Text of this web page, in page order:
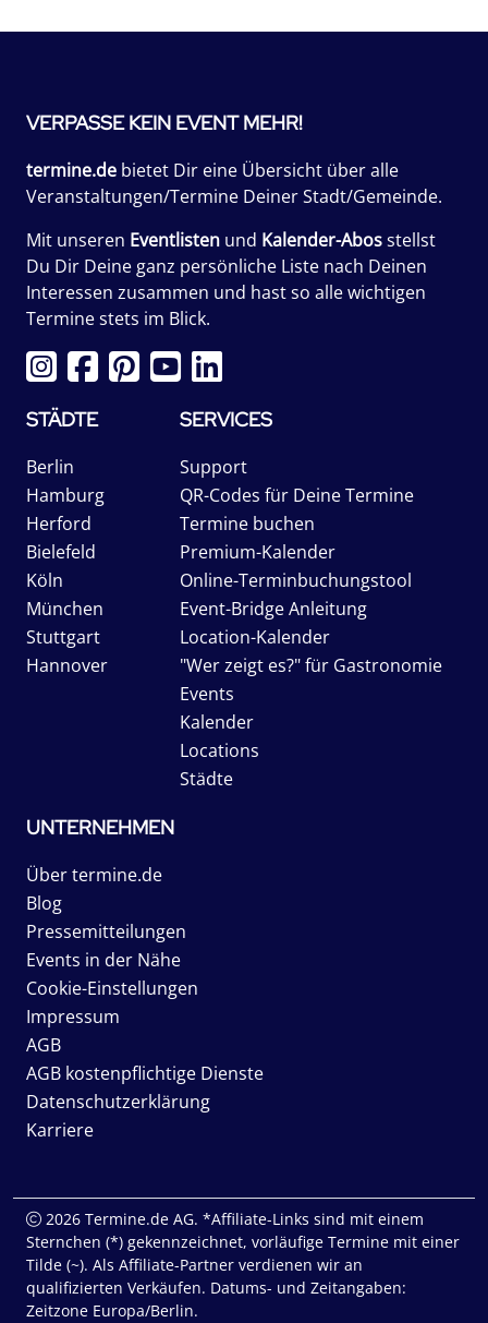
VERPASSE KEIN EVENT MEHR!
termine.de bietet Dir eine Übersicht über alle
Veranstaltungen/Termine Deiner Stadt/Gemeinde.
Mit unseren Eventlisten und Kalender-Abosstellst
Du Dir Deine ganz persönliche Liste nach Deinen
Interessen zusammen und hast so alle wichtigen
Termine stets im Blick.
STÄDTE
Berlin
Hamburg
Herford
Bielefeld
Köln
München
Stuttgart
Hannover
SERVICES
Support
QR-Codes für Deine Termine
Termine buchen
Premium-Kalender
Online-Terminbuchungstool
Event-Bridge Anleitung
Location-Kalender
"Wer zeigt es?" für Gastronomie
Events
Kalender
Locations
Städte
UNTERNEHMEN
Über termine.de
Blog
Pressemitteilungen
Events in der Nähe
Cookie-Einstellungen
Impressum
AGB
AGB kostenpflichtige Dienste
Datenschutzerklärung
Karriere
2026 Termine.de AG. *Affiliate-Links sind mit einem
Sternchen (*) gekennzeichnet, vorläufige Termine mit einer
Tilde (~). Als Affiliate-Partner verdienen wir an
qualifizierten Verkäufen. Datums- und Zeitangaben:
Zeitzone Europa/Berlin.